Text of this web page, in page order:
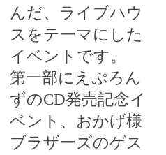
んだ、ライブハウ
スをテーマにした
イベントです。
第一部にえぷろん
ずのCD発売記念イ
ベント、おかげ様
ブラザーズのゲス